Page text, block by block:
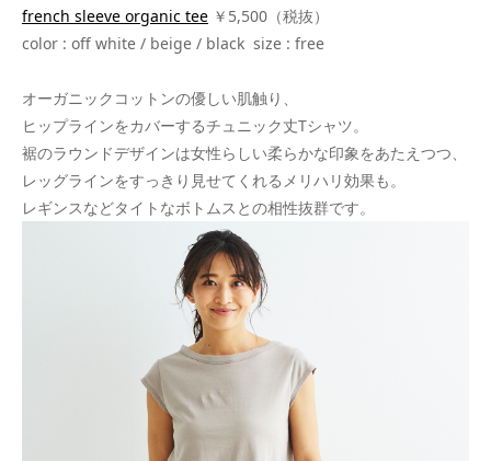
french sleeve organic tee ￥5,500（税抜）
color : off white / beige / black size : free
オーガニックコットンの優しい肌触り、
ヒップラインをカバーするチュニック丈Tシャツ。
裾のラウンドデザインは女性らしい柔らかな印象をあたえつつ、
レッグラインをすっきり見せてくれるメリハリ効果も。
レギンスなどタイトなボトムスとの相性抜群です。